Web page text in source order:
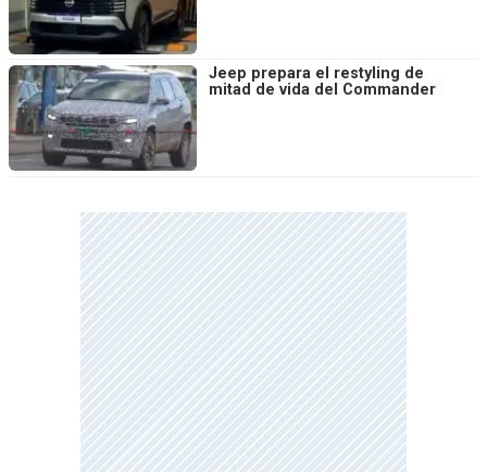
Jeep prepara el restyling de
mitad de vida del Commander